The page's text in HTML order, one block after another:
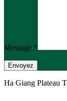
Message *
Ha Giang Plateau